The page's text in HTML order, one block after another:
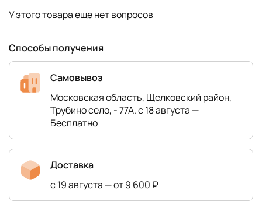
У этого товара еще нет вопросов
Способы получения
Самовывоз
Московская область, Щелковский район,
Трубино село, - 77А. с 18 августа —
Бесплатно
Доставка
с 19 августа — от 9 600 ₽